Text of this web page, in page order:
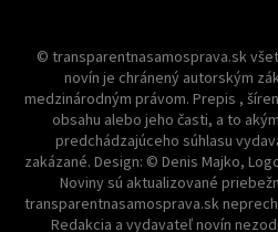
© transparentnasamosprava.sk
novín je chránený autorským
medzinárodným právom. Prepis ,
obsahu alebo jeho časti, a to
predchádzajúceho súhlasu
zakázané. Design: © Denis Majko,
Noviny sú aktualizované
transparentnasamosprava.sk
Redakcia a vydavateľ novín